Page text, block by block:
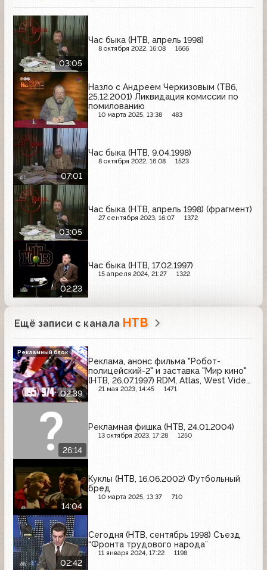
03:05
Час быка (НТВ, апрель 1998)
8 октября 2022, 16:08 1666
Назло с Андреем Черкизовым (ТВ6,
25.12.2001) Ликвидация комиссии по
помилованию
10 марта 2025, 13:38 483
07:01
Час быка (НТВ, 9.04.1998)
8 октября 2022, 16:08 1523
03:05
Час быка (НТВ, апрель 1998) (фрагмент)
27 сентября 2023, 16:07 1372
02:23
Час быка (НТВ, 17.02.1997)
15 апреля 2024, 21:27 1322
Ещё записи с канала НТВ
02:39
Реклама, анонс фильма "Робот-
полицейский-2" и заставка "Мир кино"
(НТВ, 26.07.1997) RDM, Atlas, West Video,
ИПК, Stimorol, 7 дней
21 мая 2023, 14:45 1471
Рекламный блок
26:14
Рекламная фишка (НТВ, 24.01.2004)
13 октября 2023, 17:28 1250
14:04
Куклы (НТВ, 16.06.2002) Футбольный
бред
10 марта 2025, 13:37 710
02:42
Сегодня (НТВ, сентябрь 1998) Съезд
“Фронта трудового народа”
11 января 2024, 17:22 1198